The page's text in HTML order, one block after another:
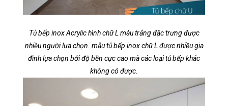
Tủ bếp inox Acrylic hình chữ L màu trắng đặc trưng được
nhiều người lựa chọn. mẫu tủ bếp inox chữ L được nhiều gia
đình lựa chọn bởi độ bền cực cao mà các loại tủ bếp khác
không có được.